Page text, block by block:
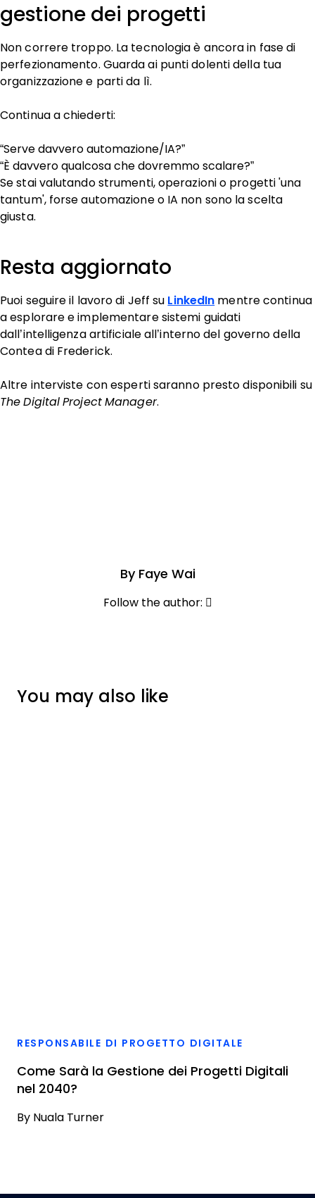
gestione dei progetti
Non correre troppo. La tecnologia è ancora in fase di
perfezionamento. Guarda ai punti dolenti della tua
organizzazione e parti da lì.
Continua a chiederti:
“Serve davvero automazione/IA?”
“È davvero qualcosa che dovremmo scalare?”
Se stai valutando strumenti, operazioni o progetti 'una
tantum', forse automazione o IA non sono la scelta
giusta.
Resta aggiornato
Puoi seguire il lavoro di Jeff su LinkedIn mentre continua
a esplorare e implementare sistemi guidati
dall’intelligenza artificiale all’interno del governo della
Contea di Frederick.
Altre interviste con esperti saranno presto disponibili su
The Digital Project Manager.
ByFaye Wai
Follow the author:
You may also like
RESPONSABILE DI PROGETTO DIGITALE
Come Sarà la Gestione dei Progetti Digitali
nel 2040?
By Nuala Turner